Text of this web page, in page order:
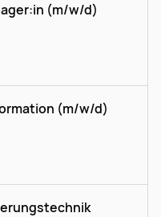
(m/w/d)
(m/w/d)